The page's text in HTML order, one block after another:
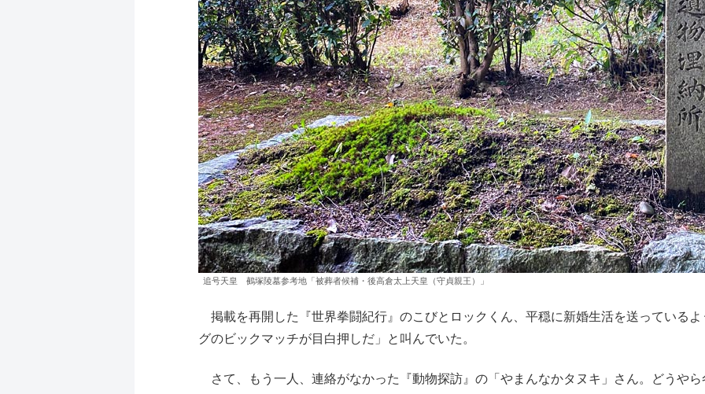
追号天皇 鵺塚陵墓参考地「被葬者候補・後高倉太上天皇（守貞親王）」
掲載を再開した『世界拳闘紀行』のこびとロックくん、平穏に新婚生活を送っている
グのビックマッチが目白押しだ」と叫んでいた。
さて、もう一人、連絡がなかった『動物探訪』の「やまんなかタヌキ」さん。どうや